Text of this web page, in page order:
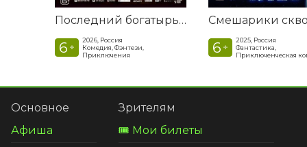
Последний богатырь. Колобок
6 +
2026, Россия
Комедия, Фэнтези,
Приключения
6 +
2025, Россия
Фантастика,
Приключенческая
Основное
Афиша
Зрителям
🎟️ Мои билеты